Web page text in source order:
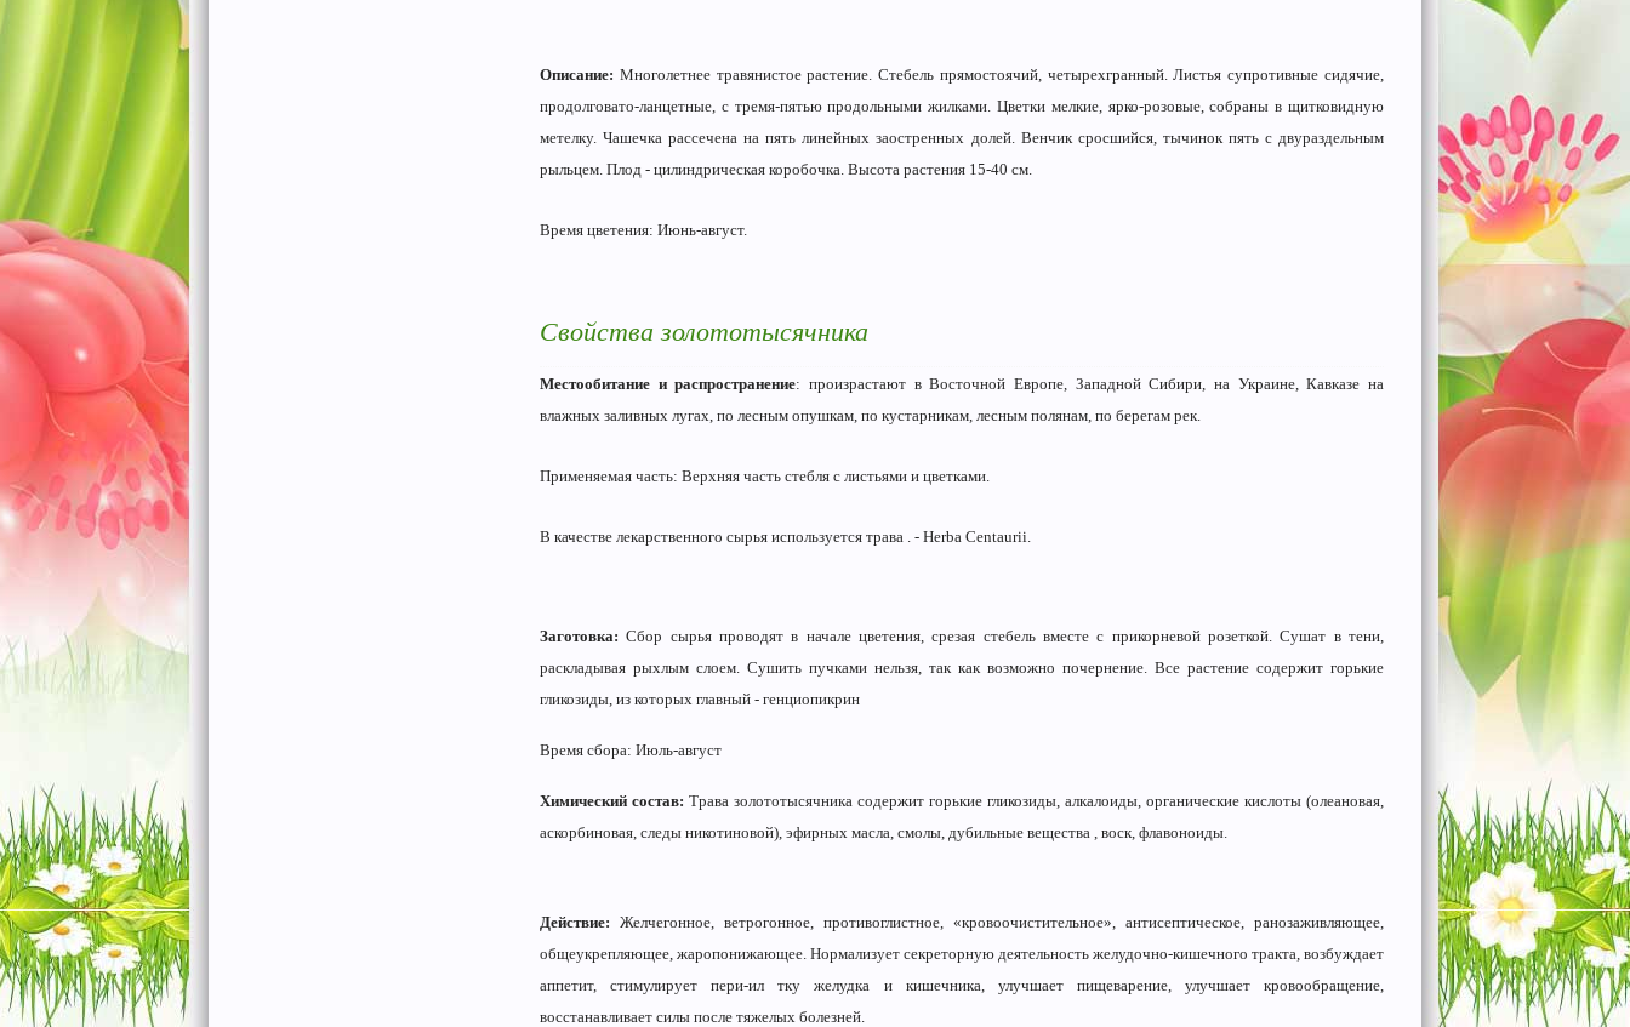
Описание: Многолетнее травянистое растение. Стебель прямостоячий, четырехгранный. Листья супротивные сидячие,
продолговато-ланцетные, с тремя-пятью продольными жилками. Цветки мелкие, ярко-розовые, собра­ны в щитковидную
метелку. Ча­шечка рассечена на пять линей­ных заостренных долей. Венчик сросшийся, тычинок пять с двураздельным
рыльцем. Плод - цилиндрическая коробочка. Высота растения 15-40 см.
Время цветения: Июнь-август.
Свойства золототысячника
Местообитание и распространение: произрастают в Восточной Европе, Западной Сибири, на Украине, Кавказе на
влажных заливных лугах, по лесным опушкам, по кустарникам, лесным поля­нам, по берегам рек.
Применяемая часть: Верхняя часть стебля с листьями и цветками.
В качестве лекарственного сырья используется трава . - Herba Centaurii.
Заготовка: Сбор сырья проводят в начале цветения, срезая стебель вместе с прикорневой розеткой. Сушат в тени,
раскладывая рыхлым слоем. Сушить пучками нельзя, так как возможно почернение. Все растение содержит горькие
гликозиды, из которых главный - генциопикрин
Время сбора: Июль-август
Химический состав: Трава золототысячника содержит горькие гликозиды, алкалоиды, органические кислоты (олеановая,
аскорбиновая, следы никотиновой), эфирных масла, смолы, дубильные вещества , воск, флавоноиды.
Действие: Желчегонное, ветрогонное, противоглистное, «кровоочистительное», антисептическое, ранозаживляющее,
общеукрепляющее, жаропонижающее. Нормализует секреторную деятельность желудочно-кишечного тракта, возбуждает
аппетит, стимулирует пери-ил тку желудка и кишечника, улучшает пищеварение, улучшает кровообращение,
восстанавливает силы после тяжелых болезней.